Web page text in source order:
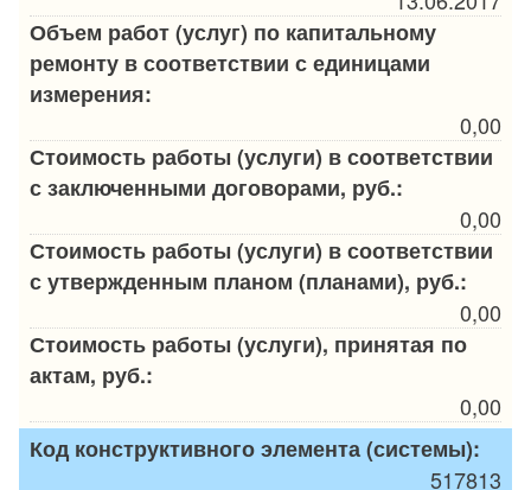
Объем работ (услуг) по капитальному
ремонту в соответствии с единицами
измерения:
0,00
Стоимость работы (услуги) в соответствии
с заключенными договорами, руб.:
0,00
Стоимость работы (услуги) в соответствии
с утвержденным планом (планами), руб.:
0,00
Стоимость работы (услуги), принятая по
актам, руб.:
0,00
Код конструктивного элемента (системы):
517813